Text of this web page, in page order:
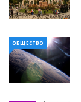
ОБЩЕСТВО